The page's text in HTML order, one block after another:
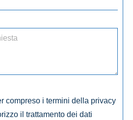
compreso i termini della privacy
il trattamento dei dati